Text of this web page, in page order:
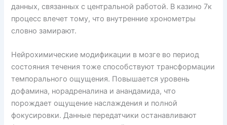
данных, связанных с центральной работой. В казино 7к
процесс влечет тому, что внутренние хронометры
словно замирают.
Нейрохимические модификации в мозге во период
состояния течения тоже способствуют трансформации
темпорального ощущения. Повышается уровень
дофамина, норадреналина и анандамида, что
порождает ощущение наслаждения и полной
фокусировки. Данные передатчики останавливают